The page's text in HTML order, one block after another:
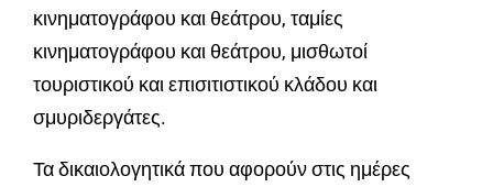
κινηματογράφου και θεάτρου, ταμίες
κινηματογράφου και θεάτρου, μισθωτοί
τουριστικού και επισιτιστικού κλάδου και
σμυριδεργάτες.
Τα δικαιολογητικά που αφορούν στις ημέρες